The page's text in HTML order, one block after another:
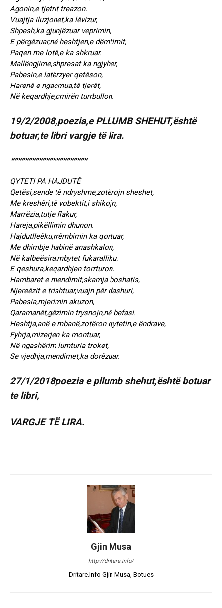
Agonin,e tjetrit treazon.
Vuajtja iluzjonet,ka lëvizur,
Shpesh,ka gjunjëzuar veprimin,
E përgëzuar,në heshtjen,e dëmtimit,
Paqen me lotë,e ka shkruar.
Mallëngjime,shpresat ka ngjyher,
Pabesin,e latërzyer qetëson,
Harenë e ngacmua,të tjerët,
Në keqardhje,cmirën turrbullon.
19/2/2008,poezia,e PLLUMB SHEHUT,është
botuar,te libri vargje të lira.
“”””””””””””””””””””””
QYTETI PA HAJDUTË
Qetësi,sende të ndryshme,zotërojn sheshet,
Me kreshëri,të vobektit,i shikojn,
Marrëzia,tutje flakur,
Hareja,pikëllimin dhunon.
Hajdutlleëku,rrëmbimin ka qortuar,
Me dhimbje habinë anashkalon,
Në kalbeësira,mbytet fukaralliku,
E qeshura,keqardhjen torrturon.
Hambaret e mendimit,skamja boshatis,
Njereëzit e trishtuar,vuajn për dashuri,
Pabesia,mjerimin akuzon,
Qaramanët,gëzimin trysnojn,në befasi.
Heshtja,anë e mbanë,zotëron qytetin,e ëndrave,
Fyhrja,mizerjen ka montuar,
Në ngashërim lumturia troket,
Se vjedhja,mendimet,ka dorëzuar.
27/1/2018poezia e pllumb shehut,është botuar
te libri,
VARGJE TË LIRA.
Gjin Musa
http://dritare.info/
Dritare.Info Gjin Musa, Botues